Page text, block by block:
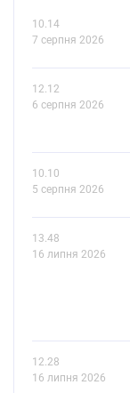
10.14
7 серпня 2026
12.12
6 серпня 2026
10.10
5 серпня 2026
13.48
16 липня 2026
12.28
16 липня 2026